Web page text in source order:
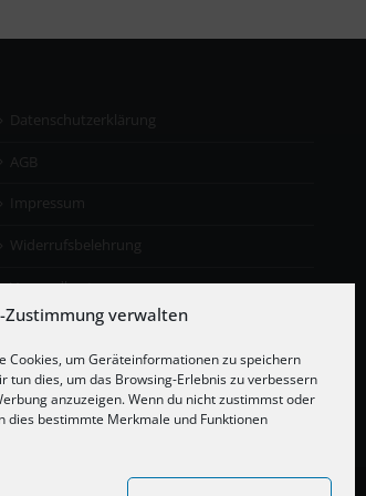
Zustimmung verwalten
Cookies, um Geräteinformationen zu speichern
tun dies, um das Browsing-Erlebnis zu verbessern
anzuzeigen. Wenn du nicht zustimmst oder
dies bestimmte Merkmale und Funktionen
Datenschutzerklärung
AGB
Impressum
Widerrufsbelehrung
Versandkosten